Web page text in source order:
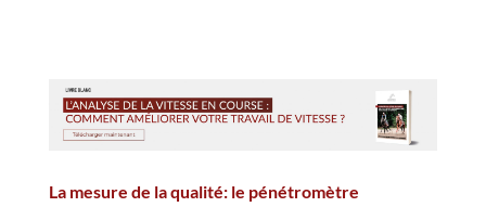
La mesure de la qualité: le pénétromètre